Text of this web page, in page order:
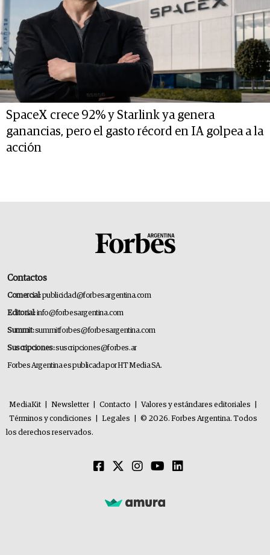
SpaceX crece 92% y Starlink ya genera
ganancias, pero el gasto récord en IA golpea a la
acción
Contactos
Comercial:publicidad@forbesargentina.com
Editorial:info@forbesargentina.com
Summit:summitforbes@forbesargentina.com
Suscripciones:suscripciones@forbes.ar
Forbes Argentina es publicada por HT Media SA.
MediaKit Newsletter Contacto Valores y estándares editoriales
Términos y condiciones
Legales
© 2026. Forbes Argentina. Todos
los derechos reservados.